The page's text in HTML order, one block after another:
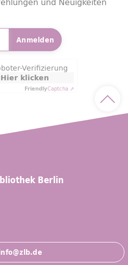
Anmelden
Verifizierung
Hier klicken
FriendlyCaptcha ⇗
Berlin